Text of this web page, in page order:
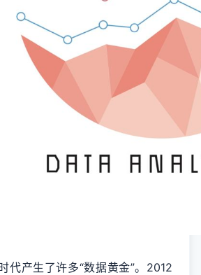
代产生了许多“数据黄金”。2012